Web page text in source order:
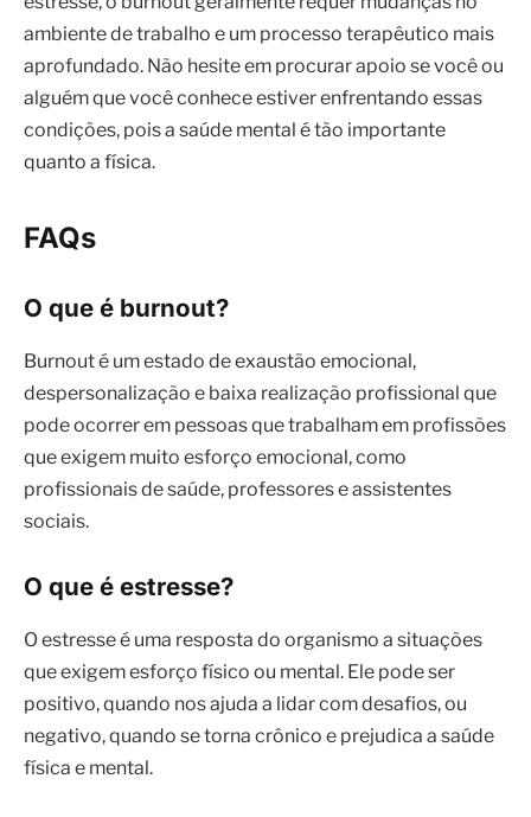
ambiente de trabalho e um processo terapêutico mais
aprofundado. Não hesite em procurar apoio se você ou
alguém que você conhece estiver enfrentando essas
condições, pois a saúde mental é tão importante
quanto a física.
FAQs
O que é burnout?
Burnout é um estado de exaustão emocional,
despersonalização e baixa realização profissional que
pode ocorrer em pessoas que trabalham em profissões
que exigem muito esforço emocional, como
profissionais de saúde, professores e assistentes
sociais.
O que é estresse?
O estresse é uma resposta do organismo a situações
que exigem esforço físico ou mental. Ele pode ser
positivo, quando nos ajuda a lidar com desafios, ou
negativo, quando se torna crônico e prejudica a saúde
física e mental.